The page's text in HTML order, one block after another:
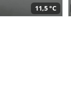
11,5 °C